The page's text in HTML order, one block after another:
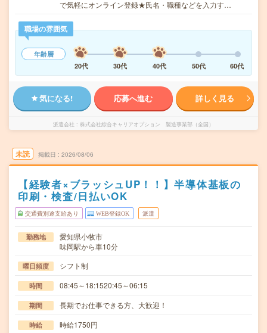
で気軽にオンライン登録★氏名・職種などを入力す…
職場の雰囲気
年齢層
20代
30代 40代 50代 60代
気になる! 応募へ進む 詳しく見る
派遣会社 株式会社綜合キャリアオプション 製造事業部（全国）
未読 掲載日 2026/08/06
【経験者×ブラッシュUP！！】半導体基板の
印刷・検査/日払いOK
交通費別途支給あり WEB登録OK 派遣
勤務地
愛知県小牧市
味岡駅から車10分
曜日頻度 シフト制
時間 08:45～18:1520:45～06:15
期間 長期でお仕事できる方、大歓迎！
時給 時給1750円